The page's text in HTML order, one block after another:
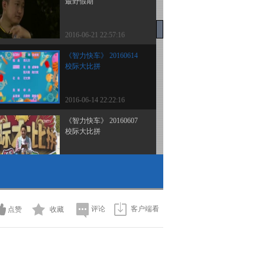
2016-06-21 22:57:16
《智力快车》 20160614
校际大比拼
2016-06-14 22:22:16
《智力快车》 20160607
校际大比拼
2016-05-31 22:33:17
点赞 收藏 评论 客户端看